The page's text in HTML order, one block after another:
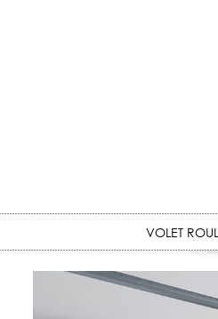
VOLET